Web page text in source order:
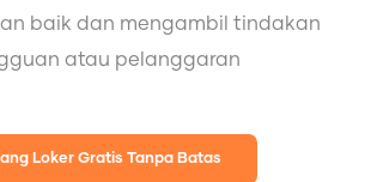
baik dan mengambil tindakan
atau pelanggaran
Loker Gratis Tanpa Batas